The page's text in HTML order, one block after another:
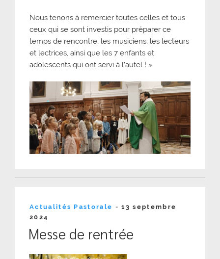
Nous tenons à remercier toutes celles et tous
ceux qui se sont investis pour préparer ce
temps de rencontre, les musiciens, les lecteurs
et lectrices, ainsi que les 7 enfants et
adolescents qui ont servi à l’autel ! »
Actualités Pastorale -Publié
13 septembre
2024
Messe de rentrée